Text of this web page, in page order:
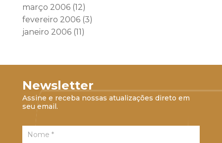
março 2006(12)
fevereiro 2006(3)
janeiro 2006(11)
Newsletter
Assine e receba nossas atualizações direto em
seu email.